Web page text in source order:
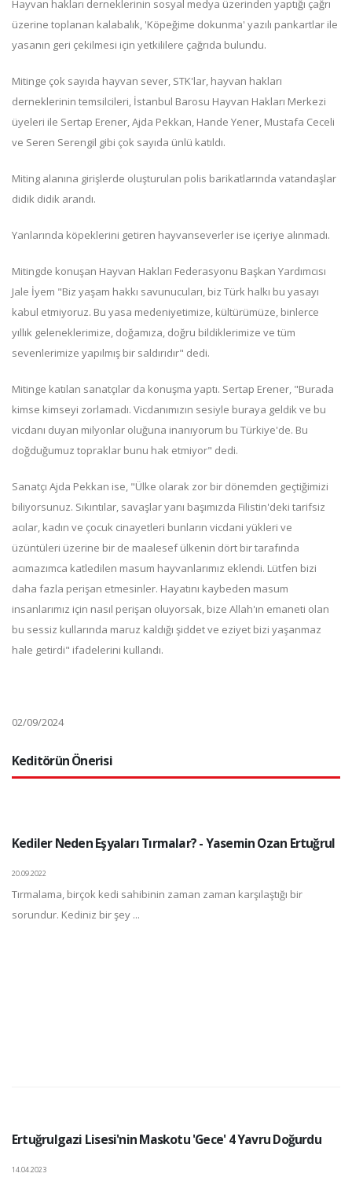
Hayvan hakları derneklerinin sosyal medya üzerinden yaptığı çağrı
üzerine toplanan kalabalık, 'Köpeğime dokunma' yazılı pankartlar ile
yasanın geri çekilmesi için yetkililere çağrıda bulundu.
Mitinge çok sayıda hayvan sever, STK'lar, hayvan hakları
derneklerinin temsilcileri, İstanbul Barosu Hayvan Hakları Merkezi
üyeleri ile Sertap Erener, Ajda Pekkan, Hande Yener, Mustafa Ceceli
ve Seren Serengil gibi çok sayıda ünlü katıldı.
Miting alanına girişlerde oluşturulan polis barikatlarında vatandaşlar
didik didik arandı.
Yanlarında köpeklerini getiren hayvanseverler ise içeriye alınmadı.
Mitingde konuşan Hayvan Hakları Federasyonu Başkan Yardımcısı
Jale İyem "Biz yaşam hakkı savunucuları, biz Türk halkı bu yasayı
kabul etmiyoruz. Bu yasa medeniyetimize, kültürümüze, binlerce
yıllık geleneklerimize, doğamıza, doğru bildiklerimize ve tüm
sevenlerimize yapılmış bir saldırıdır" dedi.
Mitinge katılan sanatçılar da konuşma yaptı. Sertap Erener, "Burada
kimse kimseyi zorlamadı. Vicdanımızın sesiyle buraya geldik ve bu
vicdanı duyan milyonlar oluğuna inanıyorum bu Türkiye'de. Bu
doğduğumuz topraklar bunu hak etmiyor" dedi.
Sanatçı Ajda Pekkan ise, "Ülke olarak zor bir dönemden geçtiğimizi
biliyorsunuz. Sıkıntılar, savaşlar yanı başımızda Filistin'deki tarifsiz
acılar, kadın ve çocuk cinayetleri bunların vicdani yükleri ve
üzüntüleri üzerine bir de maalesef ülkenin dört bir tarafında
acımazımca katledilen masum hayvanlarımız eklendi. Lütfen bizi
daha fazla perişan etmesinler. Hayatını kaybeden masum
insanlarımız için nasıl perişan oluyorsak, bize Allah'ın emaneti olan
bu sessiz kullarında maruz kaldığı şiddet ve eziyet bizi yaşanmaz
hale getirdi" ifadelerini kullandı.
02/09/2024
Keditörün Önerisi
Kediler Neden Eşyaları Tırmalar? - Yasemin Ozan Ertuğrul
20.09.2022
Tırmalama, birçok kedi sahibinin zaman zaman karşılaştığı bir
sorundur. Kediniz bir şey ...
Ertuğrulgazi Lisesi'nin Maskotu 'Gece' 4 Yavru Doğurdu
14.04.2023